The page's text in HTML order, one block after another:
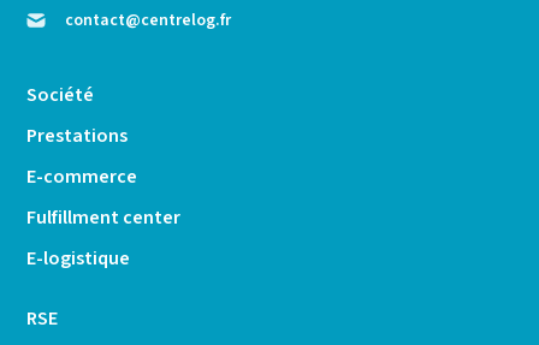
contact@centrelog.fr
Société
Prestations
E-commerce
Fulfillment center
E-logistique
RSE